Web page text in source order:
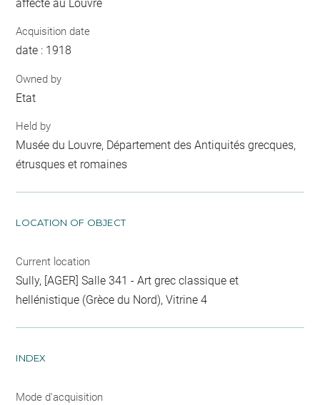
affecté au Louvre
Acquisition date
date : 1918
Owned by
Etat
Held by
Musée du Louvre, Département des Antiquités grecques,
étrusques et romaines
LOCATION OF OBJECT
Current location
Sully, [AGER] Salle 341 - Art grec classique et
hellénistique (Grèce du Nord), Vitrine 4
INDEX
Mode d'acquisition